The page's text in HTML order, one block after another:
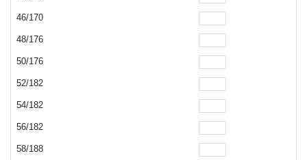
46/170
48/176
50/176
52/182
54/182
56/182
58/188